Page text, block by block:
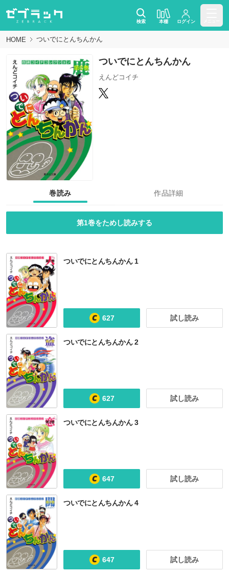
検索 本棚 ログイン
HOME ついでにとんちんかん
ついでにとんちんかん
えんどコイチ
巻読み 作品詳細
第1巻をためし読みする
ついでにとんちんかん 1
627 試し読み
ついでにとんちんかん 2
627 試し読み
ついでにとんちんかん 3
647 試し読み
ついでにとんちんかん 4
647 試し読み